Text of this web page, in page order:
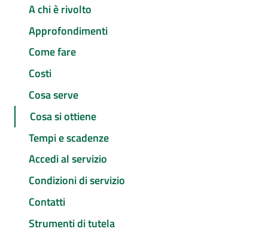
A chi è rivolto
Approfondimenti
Come fare
Costi
Cosa serve
Cosa si ottiene
Tempi e scadenze
Accedi al servizio
Condizioni di servizio
Contatti
Strumenti di tutela